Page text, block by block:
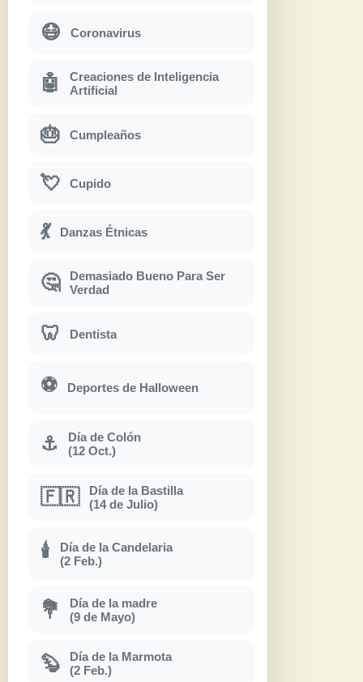
😷 Coronavirus
🤖
Creaciones de Inteligencia
Artificial
🎂 Cumpleaños
💘 Cupido
💃 Danzas Étnicas
🤔
Demasiado Bueno Para Ser
Verdad
🦷 Dentista
⚽ Deportes de Halloween
⚓
Día de Colón
(12 Oct.)
🇫🇷
Día de la Bastilla
(14 de Julio)
🕯
Día de la Candelaria
(2 Feb.)
💐
Día de la madre
(9 de Mayo)
🦫
Día de la Marmota
(2 Feb.)